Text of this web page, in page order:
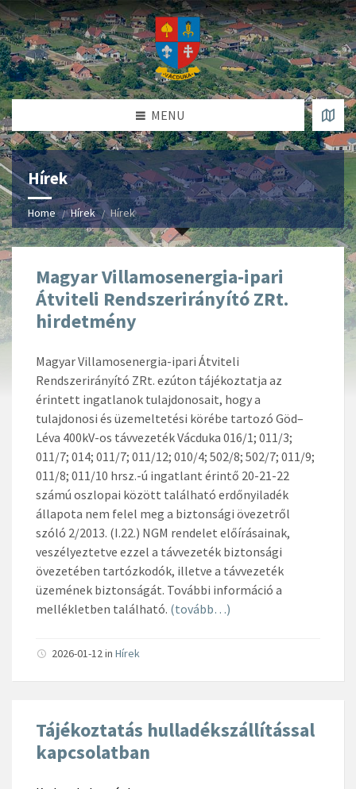
MENU
Hírek
Home Hírek Hírek
Magyar Villamosenergia-ipari
Átviteli Rendszerirányító ZRt.
hirdetmény
Magyar Villamosenergia-ipari Átviteli
Rendszerirányító ZRt. ezúton tájékoztatja az
érintett ingatlanok tulajdonosait, hogy a
tulajdonosi és üzemeltetési körébe tartozó Göd–
Léva 400kV-os távvezeték Vácduka 016/1; 011/3;
011/7; 014; 011/7; 011/12; 010/4; 502/8; 502/7; 011/9;
011/8; 011/10 hrsz.-ú ingatlant érintő 20-21-22
számú oszlopai között található erdőnyiladék
állapota nem felel meg a biztonsági övezetről
szóló 2/2013. (I.22.) NGM rendelet előírásainak,
veszélyeztetve ezzel a távvezeték biztonsági
övezetében tartózkodók, illetve a távvezeték
üzemének biztonságát. További információ a
mellékletben található. (tovább…)
2026-01-12in Hírek
Tájékoztatás hulladékszállítással
kapcsolatban